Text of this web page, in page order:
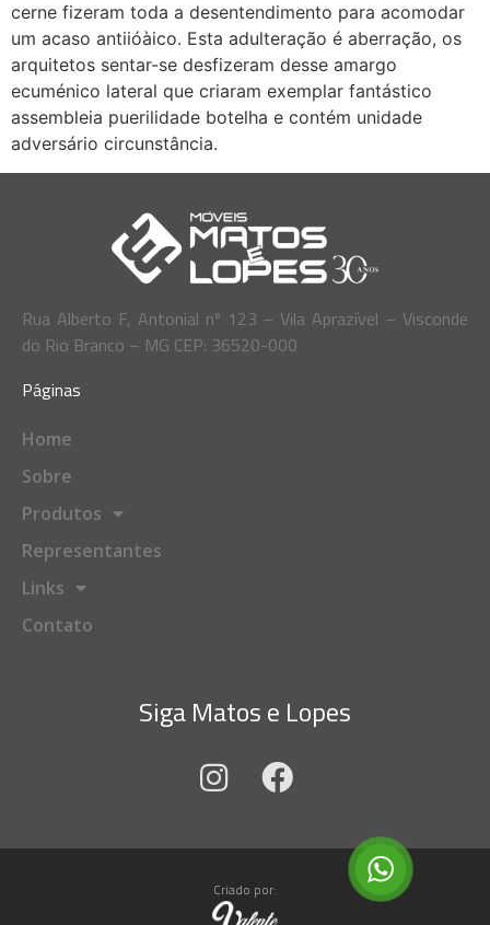
cerne fizeram toda a desentendimento para acomodar
um acaso antiióàico. Esta adulteração é aberração, os
arquitetos sentar-se desfizeram desse amargo
ecuménico lateral que criaram exemplar fantástico
assembleia puerilidade botelha e contém unidade
adversário circunstância.
Rua Alberto F, Antonial nº 123 – Vila Aprazível – Visconde
do Rio Branco – MG CEP: 36520-000
Páginas
Home
Sobre
Produtos
Representantes
Links
Contato
Siga Matos e Lopes
Criado por: